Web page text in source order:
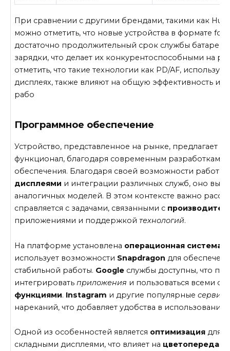
При сравнении с другими брендами, такими как
можно отметить, что новые устройства в формате
достаточно продолжительный срок службы батареи
зарядки, что делает их конкурентоспособными на
отметить, что такие технологии как PD/AF,
дисплеях, также влияют на общую эффективность и
рабо
Программное обеспечение
Устройство, представленное на рынке, предлагает
функционал, благодаря современным разработкам
обеспечения. Благодаря своей возможности
дисплеями и интеграции различных служб, оно
аналогичных моделей. В этом контексте важно
справляется с задачами, связанными с
приложениями и поддержкойтехнологий.
На платформе установлена операционная система
использует возможности Snapdragon для
стабильной работы. Google службы доступны, что
интегрироватьприложения и пользоваться всеми
функциями. Instagram и другие популярные
нареканий, что добавляет удобства в использовании
Одной из особенностей является оптимизация для
складными дисплеями, что влияет на цветопередачу